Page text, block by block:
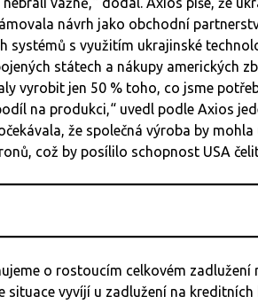
návrh jako obchodní
systémů s využitím ukrajinské
státech a nákupy amerických
vyrobit jen 50 % toho, co jsme
na produkci,“ uvedl podle Axios
že společná výroba by
což by posílilo schopnost USA
o rostoucím celkovém zadlužení
situace vyvíjí u zadlužení na